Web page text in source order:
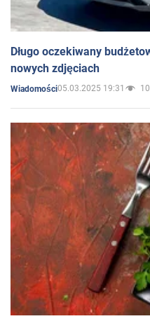
Długo oczekiwany
nowych zdjęciach
Wiadomości05.03.2025 19:31 10